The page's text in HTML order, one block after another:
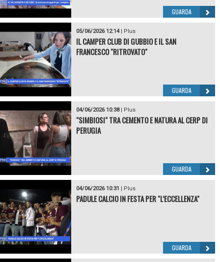
GUARDA
05/06/2026 12:14| Plus
IL CAMPER CLUB DI GUBBIO E IL SAN
FRANCESCO "RITROVATO"
GUARDA
04/06/2026 10:38| Plus
"SIMBIOSI" TRA CEMENTO E NATURA AL CERP DI
PERUGIA
GUARDA
04/06/2026 10:31 | Plus
PADULE CALCIO IN FESTA PER "L’ECCELLENZA"
GUARDA